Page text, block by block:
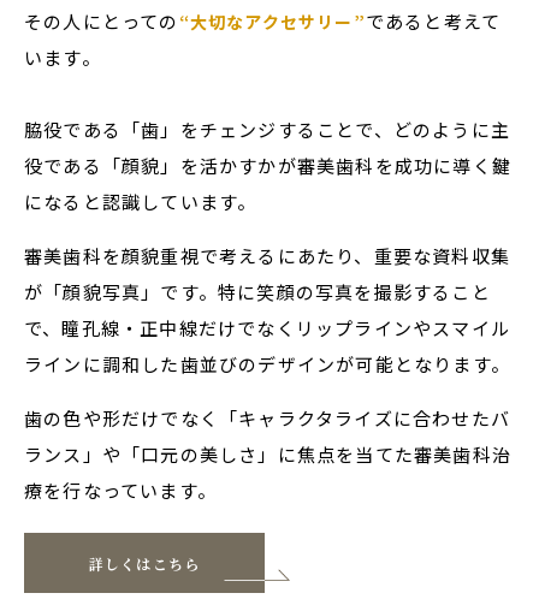
その人にとっての “大切なアクセサリー”であると考えて
います。
脇役である「歯」をチェンジすることで、どのように主
役である「顔貌」を活かすかが審美歯科を成功に導く鍵
になると認識しています。
審美歯科を顔貌重視で考えるにあたり、重要な資料収集
が「顔貌写真」です。特に笑顔の写真を撮影すること
で、瞳孔線・正中線だけでなくリップラインやスマイル
ラインに調和した歯並びのデザインが可能となります。
歯の色や形だけでなく「キャラクタライズに合わせたバ
ランス」や「口元の美しさ」に焦点を当てた審美歯科治
療を行なっています。
詳しくはこちら